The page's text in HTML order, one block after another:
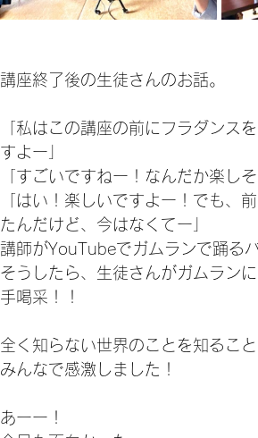
講座終了後の生徒さんのお話。
「私はこの講座の前にフラダンス
すよー」
「すごいですねー！なんだか楽しそ
「はい！楽しいですよー！でも、
たんだけど、今はなくてー」
講師がYouTubeでガムランで踊る
そうしたら、生徒さんがガムラン
手喝采！！
全く知らない世界のことを知るこ
みんなで感激しました！
あーー！